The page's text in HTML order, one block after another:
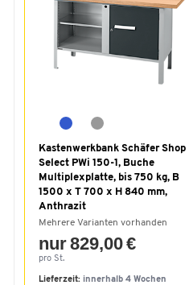
Kastenwerkbank Schäfer Shop
Select PWi 150-1, Buche
Multiplexplatte, bis 750 kg, B
1500 x T 700 x H 840 mm,
Anthrazit
Mehrere Varianten vorhanden
nur 829,00 €
pro St.
Lieferzeit: innerhalb 4 Wochen